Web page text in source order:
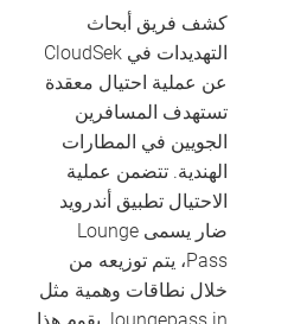
كشف فريق أبحاث
التهديدات في CloudSek
عن عملية احتيال معقدة
تستهدف المسافرين
الجويين في المطارات
الهندية. تتضمن عملية
الاحتيال تطبيق أندرويد
ضار يسمى Lounge
Pass، يتم توزيعه من
خلال نطاقات وهمية مثل